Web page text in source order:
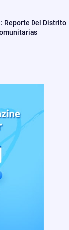
Reporte Del Distrito